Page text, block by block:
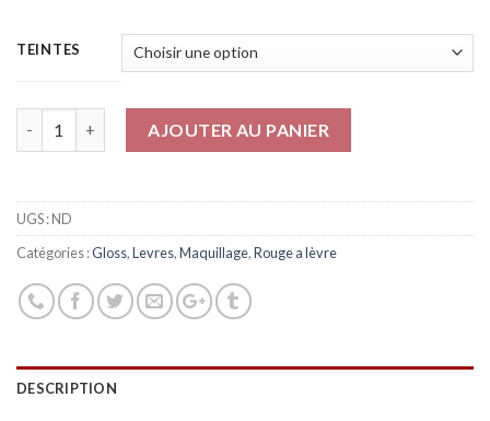
TEINTES
AJOUTER AU PANIER
UGS :ND
Catégories :Gloss,Levres,Maquillage,Rouge a lèvre
DESCRIPTION